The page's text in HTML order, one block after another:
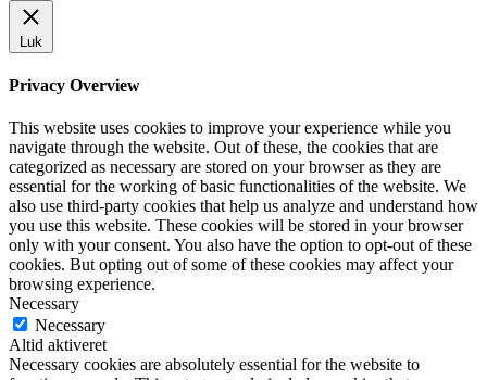
Luk
Privacy Overview
This website uses cookies to improve your experience while you
navigate through the website. Out of these, the cookies that are
categorized as necessary are stored on your browser as they are
essential for the working of basic functionalities of the website. We
also use third-party cookies that help us analyze and understand how
you use this website. These cookies will be stored in your browser
only with your consent. You also have the option to opt-out of these
cookies. But opting out of some of these cookies may affect your
browsing experience.
Necessary
Necessary
Altid aktiveret
Necessary cookies are absolutely essential for the website to